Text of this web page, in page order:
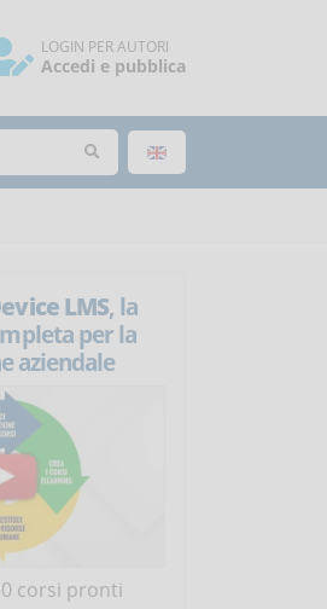
LOGIN PER AUTORI
Accedi e pubblica
LMS, la
per la
aziendale
corsi pronti